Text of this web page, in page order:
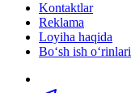
Kontaktlar
Reklama
Loyiha haqida
Bo‘sh ish o‘rinlari